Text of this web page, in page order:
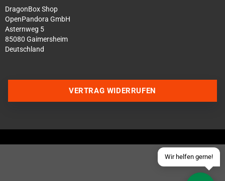
DragonBox Shop
OpenPandora GmbH
Asternweg 5
85080 Gaimersheim
Deutschland
Wir helfen gerne!
Schick uns eine eMail
VERTRAG WIDERRUFEN